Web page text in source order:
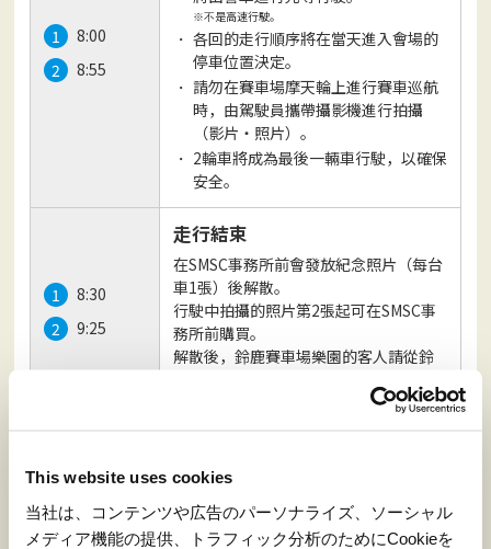
This website uses cookies
当社は、コンテンツや広告のパーソナライズ、ソーシャル
メディア機能の提供、トラフィック分析のためにCookieを
8:00
8:55
※不是高速行駛。
各回的走行順序將在當天進入會場的
停車位置決定。
請勿在賽車場摩天輪上進行賽車巡航
時，由駕駛員攜帶攝影機進行拍攝
（影片・照片）。
2輪車將成為最後一輛車行駛，以確保
安全。
8:30
9:25
走行結束
在SMSC事務所前會發放紀念照片（每台
車1張）後解散。
行駛中拍攝的照片第2張起可在SMSC事
務所前購買。
解散後，鈴鹿賽車場樂園的客人請從鈴
當日受付時需出示或提交的文件
駕照